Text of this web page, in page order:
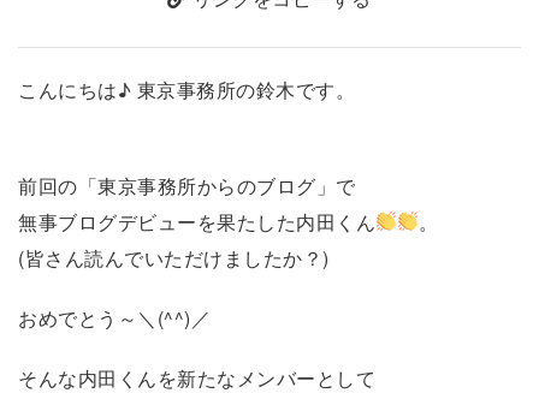
こんにちは♪ 東京事務所の鈴木です。
前回の「東京事務所からのブログ」で
無事ブログデビューを果たした内田くん
。
(皆さん読んでいただけましたか？)
おめでとう～＼(^^)／
そんな内田くんを新たなメンバーとして